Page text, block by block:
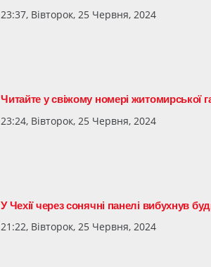
23:37, Вівторок, 25 Червня, 2024
Читайте у свіжому номері житомирської
23:24, Вівторок, 25 Червня, 2024
У Чехії через сонячні панелі вибухнув
21:22, Вівторок, 25 Червня, 2024